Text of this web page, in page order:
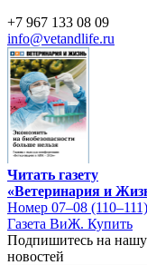
+7 967 133 08 09
info@vetandlife.ru
Читать газету
«Ветеринария и
Номер 07–08
Газета ВиЖ. Купить
Подпишитесь на нашу
новостей